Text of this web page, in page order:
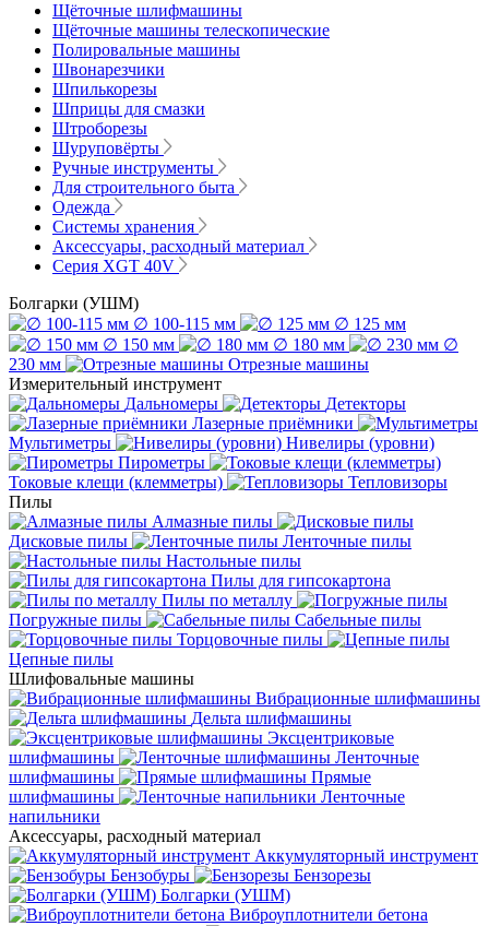
Щёточные шлифмашины
Щёточные машины телескопические
Полировальные машины
Швонарезчики
Шпилькорезы
Шприцы для смазки
Штроборезы
Шуруповёрты
Ручные инструменты
Для строительного быта
Одежда
Системы хранения
Аксессуары, расходный материал
Серия XGT 40V
Болгарки (УШМ)
∅ 100-115 мм
∅ 125 мм
∅ 150 мм
∅ 180 мм
∅
230 мм
Отрезные машины
Измерительный инструмент
Дальномеры
Детекторы
Лазерные приёмники
Мультиметры
Нивелиры (уровни)
Пирометры
Токовые клещи (клемметры)
Тепловизоры
Пилы
Алмазные пилы
Дисковые пилы
Ленточные пилы
Настольные пилы
Пилы для гипсокартона
Пилы по металлу
Погружные пилы
Сабельные пилы
Торцовочные пилы
Цепные пилы
Шлифовальные машины
Вибрационные шлифмашины
Дельта шлифмашины
Эксцентриковые
шлифмашины
Ленточные
шлифмашины
Прямые
шлифмашины
Ленточные
напильники
Аксессуары, расходный материал
Аккумуляторный инструмент
Бензобуры
Бензорезы
Болгарки (УШМ)
Виброуплотнители бетона